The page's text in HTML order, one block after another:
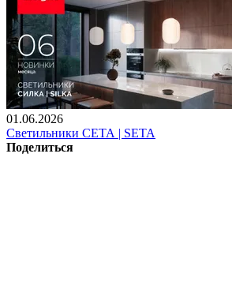
01.06.2026
Светильники СЕТА | SETA
Поделиться